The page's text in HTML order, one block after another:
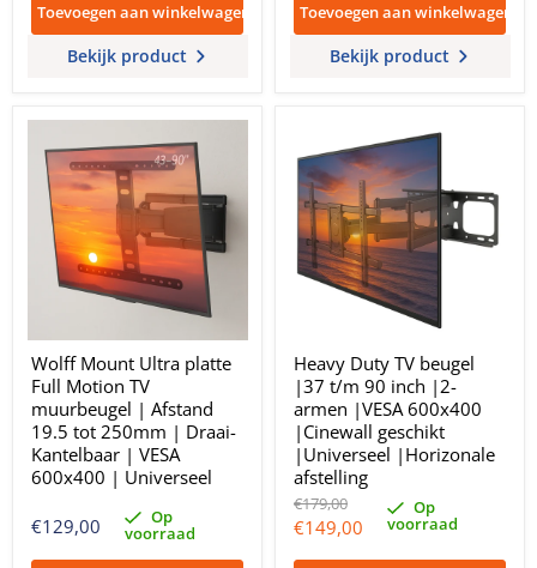
Toevoegen aan winkelwagen
Bekijk product
Toevoegen aan winkelwagen
Bekijk product
Wolff Mount Ultra platte
Full Motion TV
muurbeugel | Afstand
19.5 tot 250mm | Draai-
Kantelbaar | VESA
600x400 | Universeel
€129,00 Op
voorraad
Heavy Duty TV beugel
|37 t/m 90 inch |2-
armen |VESA 600x400
|Cinewall geschikt
|Universeel |Horizonale
afstelling
Oorspronkelijke
prijs
€179,00
Huidige
€149,00
Op
voorraad